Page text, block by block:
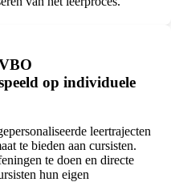
op individuele
leertrajecten
te bieden aan cursisten.
te doen en directe
hun eigen